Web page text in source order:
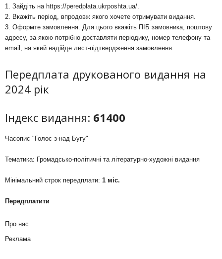
1. Зайдіть на https://peredplata.ukrposhta.ua/
2. Вкажіть період, впродовж якого хочете отримувати видання.
3. Оформте замовлення. Для цього вкажіть ПІБ замовника, поштову
адресу, за якою потрібно доставляти періодику, номер телефону та
email, на який надійде лист-підтвердження замовлення.
Передплата друкованого видання на
2024 рік
Індекс видання: 61400
Часопис "Голос з-над Бугу"
Тематика: Громадсько-політичні та літературно-художні видання
Мінімальний строк передплати: 1 міс.
Передплатити
Про нас
Реклама